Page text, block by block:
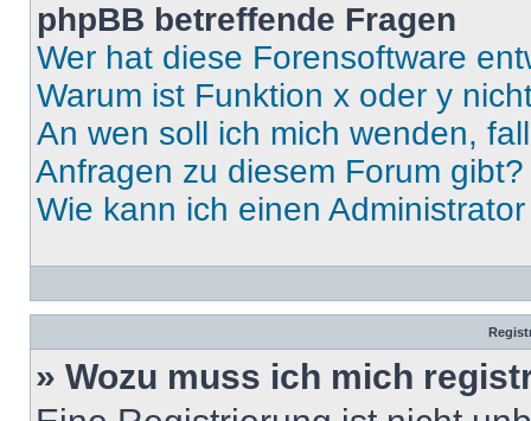
phpBB betreffende Fragen
Wer hat diese Forensoftware
Warum ist Funktion x oder y
An wen soll ich mich wenden,
Anfragen zu diesem Forum gibt?
Wie kann ich einen
» Wozu muss ich mich